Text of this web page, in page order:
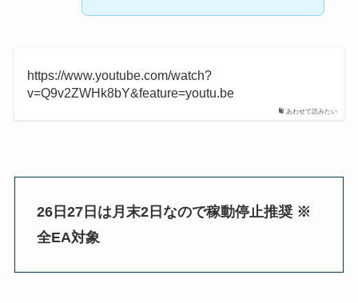
あわせて読みたい
https://www.youtube.com/watch?
v=Q9v2ZWHk8bY&feature=youtu.be
26日27日は月末2日なので稼動停止推奨 ※
全EA対象